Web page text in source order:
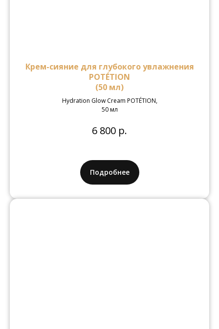
Крем-сияние для глубокого увлажнения
POTÉTION
(50 мл)
Hydration Glow Cream POTÉTION,
50 мл
6 800 р.
Подробнее